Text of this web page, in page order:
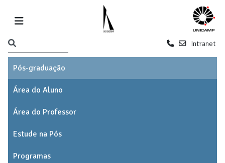
Intranet
Pós-graduação
Área do Aluno
Área do Professor
Estude na Pós
Programas